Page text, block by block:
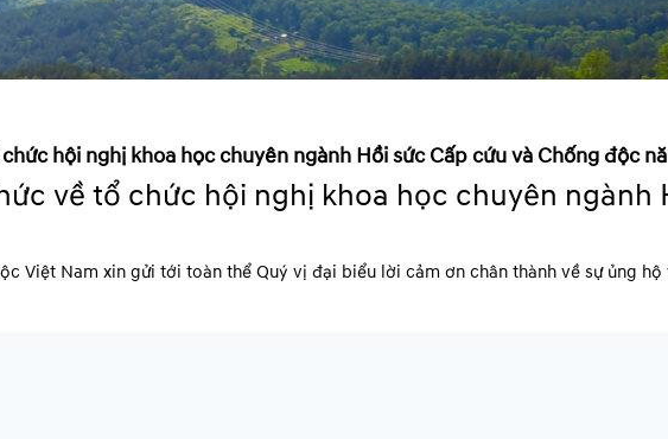
hội nghị khoa học chuyên ngành Hồi sức Cấp cứu và Chống độc
về tổ chức hội nghị khoa học chuyên ngành
Việt Nam xin gửi tới toàn thể Quý vị đại biểu lời cảm ơn chân thành về sự ủng